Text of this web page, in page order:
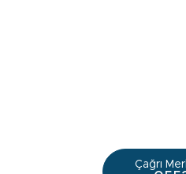
Çağrı